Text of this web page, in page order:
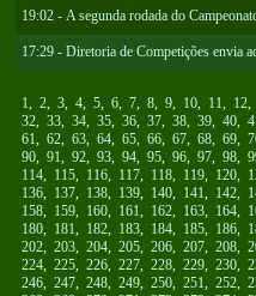
19:02 - A segunda rodada do
17:29 - Diretoria de Competições envia
1, 2, 3, 4, 5, 6, 7, 8, 9, 10, 11, 12,
32, 33, 34, 35, 36, 37, 38, 39, 40,
61, 62, 63, 64, 65, 66, 67, 68, 69,
90, 91, 92, 93, 94, 95, 96, 97, 98,
114, 115, 116, 117, 118, 119, 120,
136, 137, 138, 139, 140, 141, 142,
158, 159, 160, 161, 162, 163, 164,
180, 181, 182, 183, 184, 185, 186,
202, 203, 204, 205, 206, 207, 208,
224, 225, 226, 227, 228, 229, 230,
246, 247, 248, 249, 250, 251, 252,